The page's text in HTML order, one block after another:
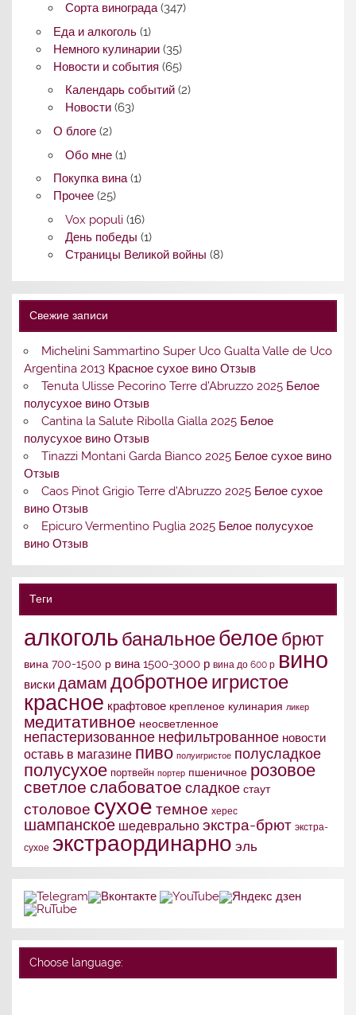
Сорта винограда(347)
Еда и алкоголь(1)
Немного кулинарии(35)
Новости и события (65)
Календарь событий(2)
Новости(63)
О блоге(2)
Обо мне(1)
Покупка вина(1)
Прочее(25)
Vox populi(16)
День победы (1)
Страницы Великой войны (8)
Свежие записи
Michelini Sammartino Super Uco Gualta Valle de Uco
Argentina 2013 Красное сухое вино Отзыв
Tenuta Ulisse Pecorino Terre d’Abruzzo 2025 Белое
полусухое вино Отзыв
Cantina la Salute Ribolla Gialla 2025 Белое
полусухое вино Отзыв
Tinazzi Montani Garda Bianco 2025 Белое сухое вино
Отзыв
Caos Pinot Grigio Terre d’Abruzzo 2025 Белое сухое
вино Отзыв
Epicuro Vermentino Puglia 2025 Белое полусухое
вино Отзыв
Теги
алкоголь банальноебелое брют
вина 700-1500 р вина 1500-3000 р вина до 600 р вино
виски дамам добротное игристое
красное крафтовое крепленое кулинария ликер
медитативное неосветленное
непастеризованное нефильтрованное новости
оставь в магазине пиво полуигристое полусладкое
полусухое портвейн портер пшеничное розовое
светлое слабоватое сладкое стаут
столовое сухое темное херес
шампанское шедеврально экстра-брют экстра-
сухое экстраординарно эль
Choose language: